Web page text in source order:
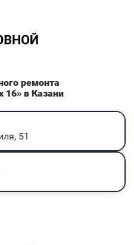
ремонта
16» в Казани
51